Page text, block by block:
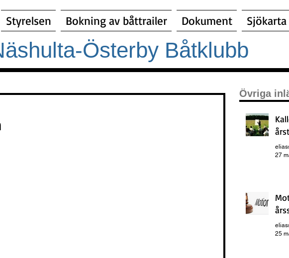
Styrelsen Bokning av båttrailer Dokument Sjökarta
Österby Båtklubb
Övriga
27
25